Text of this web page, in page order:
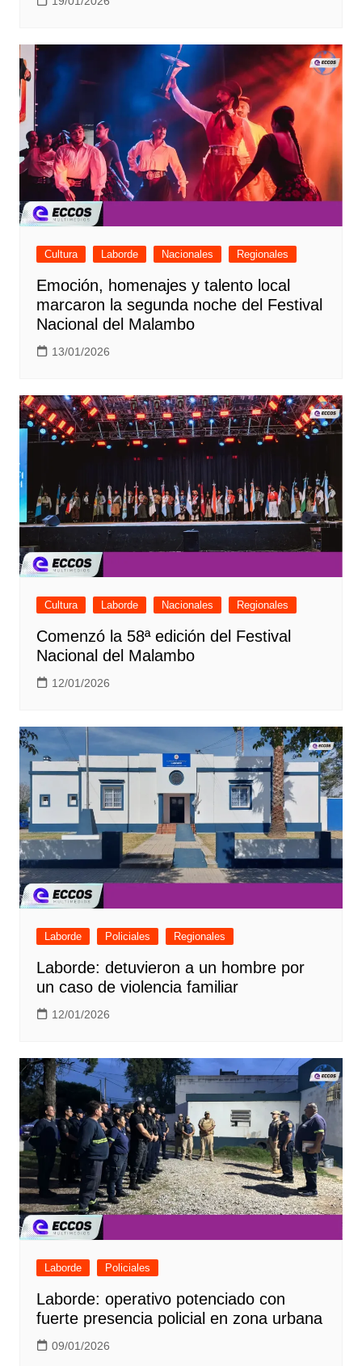
Cultura Laborde Nacionales Regionales
Emoción, homenajes y talento local
marcaron la segunda noche del Festival
Nacional del Malambo
13/01/2026
Cultura Laborde Nacionales Regionales
Comenzó la 58ª edición del Festival
Nacional del Malambo
12/01/2026
Laborde Policiales Regionales
Laborde: detuvieron a un hombre por
un caso de violencia familiar
12/01/2026
Laborde Policiales
Laborde: operativo potenciado con
fuerte presencia policial en zona urbana
09/01/2026